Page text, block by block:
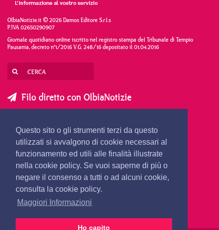
Questo sito o gli strumenti terzi da questo
utilizzati si avvalgono di cookie necessari al
funzionamento ed utili alle finalità illustrate
nella cookie policy. Se vuoi saperne di più o
negare il consenso a tutti o ad alcuni cookie,
consulta la cookie policy.
Maggiori Informazioni
Ho capito
OlbiaNotizie.it © 2026 Damos Editore S.r.l.s
P.IVA 02650290907
Giornale quotidiano online iscritto nel registro stampa del Tribunale di Tempio
Pausania, decreto n°1/2016 V.G. 248/16 depositato il 01.04.2016
Filo diretto con OlbiaNotizie
SEGNALA UNA NOTIZIA
SEGNALA UN EVENTO
redazione@olbianotizie.it